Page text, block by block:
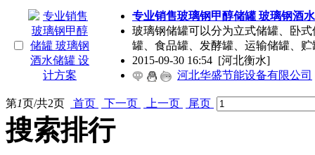
专业销售玻璃钢甲醇储罐 玻璃钢酒
玻璃钢储罐可以分为立式储罐、卧
罐、食品罐、发酵罐、运输储罐、贮
2015-09-30 16:54 [河北衡水]
河北华盛节能设备有限公司
第1页/共2页 首页 下一页 上一页 尾页
搜索排行